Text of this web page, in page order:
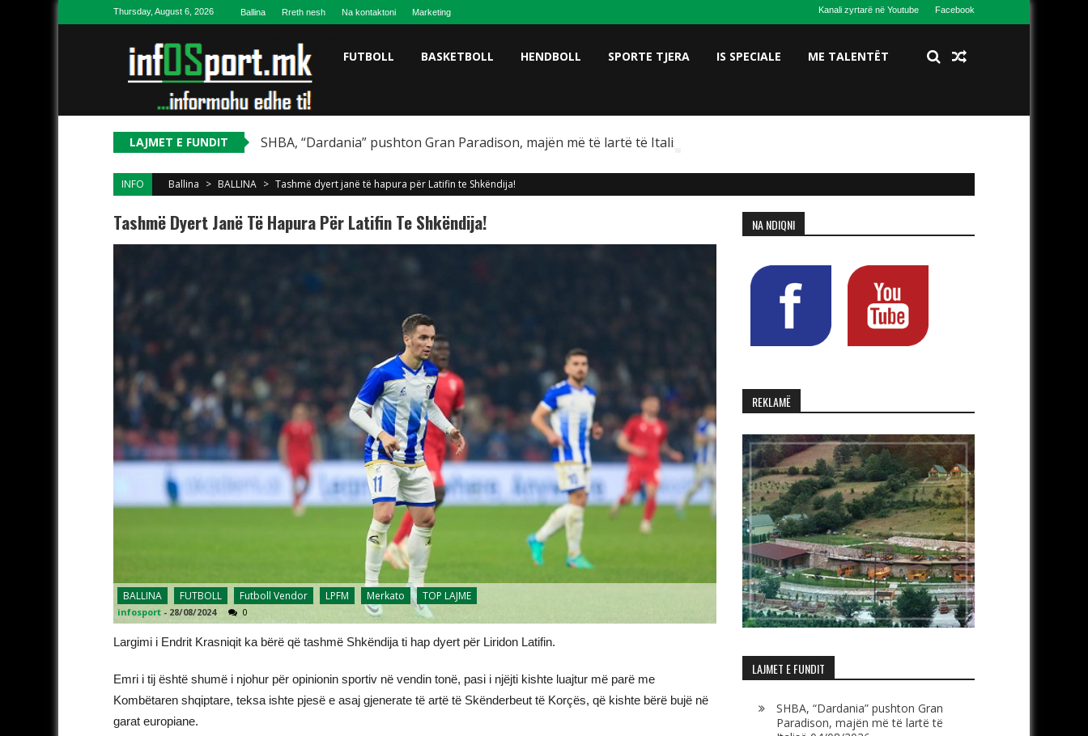
Skip to contentThursday, August 6, 2026 Ballina Rreth nesh Na kontaktoni Marketing Kanali zyrtarë në Youtube Facebook
FUTBOLL BASKETBOLL HENDBOLL SPORTE TJERA IS SPECIALE ME TALENTËT
LAJMET E FUNDIT SHBA, “Dardania” pushton Gran Paradison, majën më të lartë të Italisë
INFO Ballina > BALLINA > Tashmë dyert janë të hapura për Latifin te Shkëndija!
Tashmë Dyert Janë Të Hapura Për Latifin Te Shkëndija!
BALLINA FUTBOLL Futboll Vendor LPFM Merkato TOP LAJME
infosport - 28/08/2024 0
Largimi i Endrit Krasniqit ka bërë që tashmë Shkëndija ti hap dyert për Liridon Latifin.
Emri i tij është shumë i njohur për opinionin sportiv në vendin tonë, pasi i njëjti kishte luajtur më parë me
Kombëtaren shqiptare, teksa ishte pjesë e asaj gjenerate të artë të Skënderbeut të Korçës, që kishte bërë bujë në
garat europiane.
NA NDIQNI
REKLAMË
LAJMET E FUNDIT
SHBA, “Dardania” pushton Gran
Paradison, majën më të lartë të